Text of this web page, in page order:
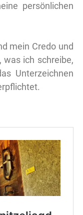
persönlichen
mein Credo und
was ich schreibe,
Unterzeichnen